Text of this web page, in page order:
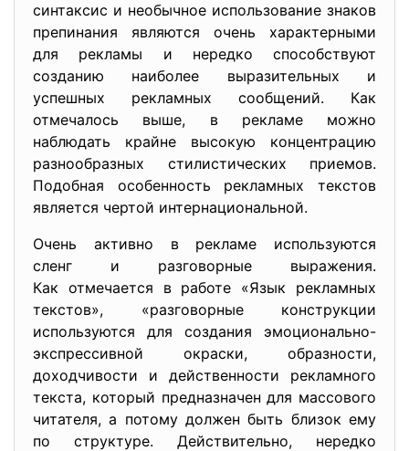
синтаксис и необычное использование знаков
препинания являются очень характерными
для рекламы и нередко способствуют
созданию наиболее выразительных и
успешных рекламных сообщений. Как
отмечалось выше, в рекламе можно
наблюдать крайне высокую концентрацию
разнообразных стилистических приемов.
Подобная особенность рекламных текстов
является чертой интернациональной.
Очень активно в рекламе используются
сленг и разговорные выражения.
Как отмечается в работе «Язык рекламных
текстов», «разговорные конструкции
используются для создания эмоционально-
экспрессивной окраски, образности,
доходчивости и действенности рекламного
текста, который предназначен для массового
читателя, а потому должен быть близок ему
по структуре. Действительно, нередко